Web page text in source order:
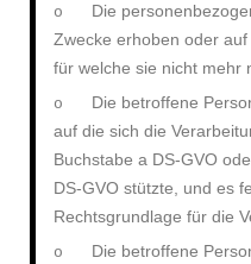
o Die
Zwecke erhoben oder
für welche sie nicht mehr
o Die betroffene
auf die sich die
Buchstabe a DS-GVO
DS-GVO stützte, und es
Rechtsgrundlage für die
o Die betroffene